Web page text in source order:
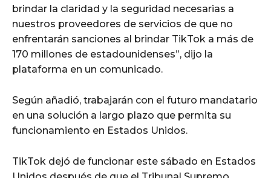
brindar la claridad y la seguridad necesarias a
nuestros proveedores de servicios de que no
enfrentarán sanciones al brindar TikTok a más de
170 millones de estadounidenses”, dijo la
plataforma en un comunicado.
Según añadió, trabajarán con el futuro mandatario
en una solución a largo plazo que permita su
funcionamiento en Estados Unidos.
TikTok dejó de funcionar este sábado en Estados